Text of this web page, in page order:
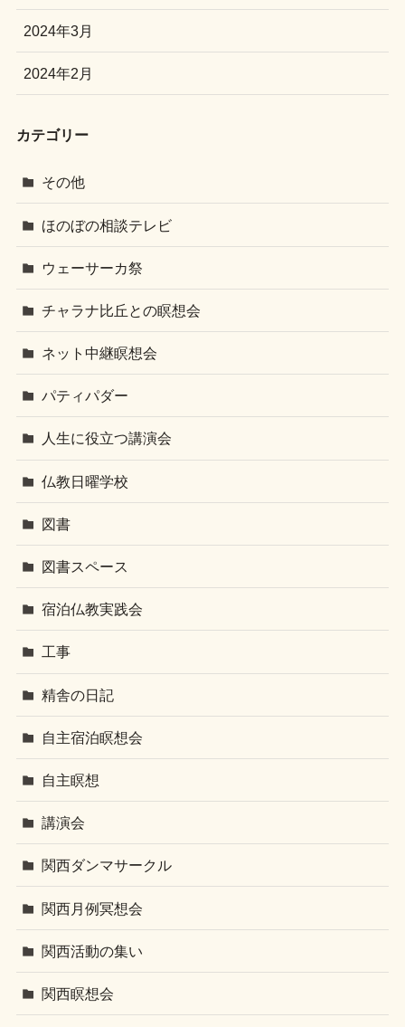
2024年3月
2024年2月
カテゴリー
その他
ほのぼの相談テレビ
ウェーサーカ祭
チャラナ比丘との瞑想会
ネット中継瞑想会
パティパダー
人生に役立つ講演会
仏教日曜学校
図書
図書スペース
宿泊仏教実践会
工事
精舎の日記
自主宿泊瞑想会
自主瞑想
講演会
関西ダンマサークル
関西月例冥想会
関西活動の集い
関西瞑想会